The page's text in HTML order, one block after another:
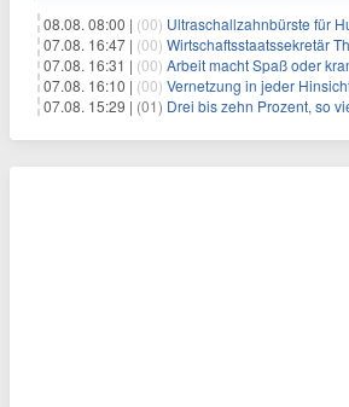
08.08. 08:00 | (00) Ultraschallzahnbürste für Hund und Katze –
07.08. 16:47 | (00) Wirtschaftsstaatssekretär Thomas Dörflinger besucht
07.08. 16:31 | (00) Arbeit macht Spaß oder
07.08. 16:10 | (00) Vernetzung in jeder Hinsicht – Die
07.08. 15:29 | (01) Drei bis zehn Prozent, so viel Strom